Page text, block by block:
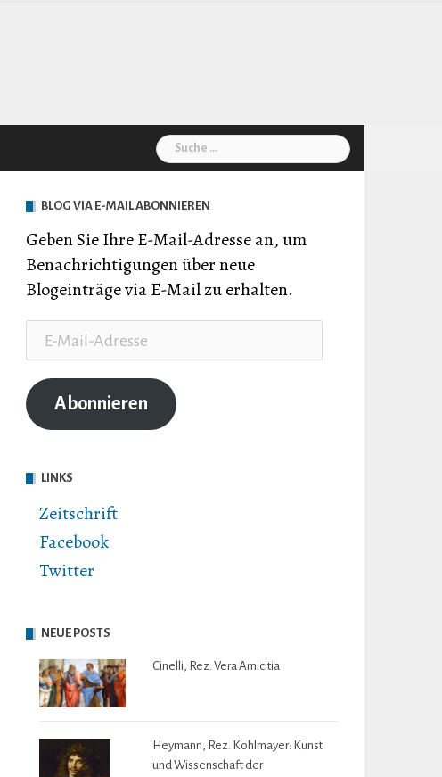
Suche
nach:
BLOG VIA E-MAIL ABONNIEREN
Geben Sie Ihre E-Mail-Adresse an, um
Benachrichtigungen über neue
Blogeinträge via E-Mail zu erhalten.
Mail-
Adresse
Abonnieren
LINKS
Zeitschrift
Facebook
Twitter
NEUE POSTS
Cinelli, Rez. Vera Amicitia
Heymann, Rez. Kohlmayer: Kunst
und Wissenschaft der